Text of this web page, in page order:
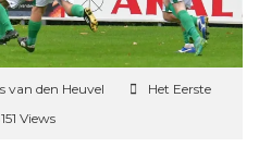
van den Heuvel
Het Eerste
Views